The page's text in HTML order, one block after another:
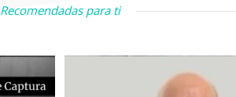
Recomendadas para ti